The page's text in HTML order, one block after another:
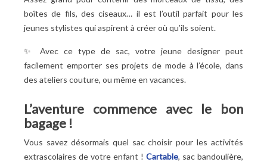
boîtes de fils, des ciseaux… il est l’outil parfait pour les
jeunes stylistes qui aspirent à créer où qu’ils soient.
✨ Avec ce type de sac, votre jeune designer peut
facilement emporter ses projets de mode à l’école, dans
des ateliers couture, ou même en vacances.
L’aventure commence avec le bon
bagage !
Vous savez désormais quel sac choisir pour les activités
extrascolaires de votre enfant ! Cartable, sac bandoulière,